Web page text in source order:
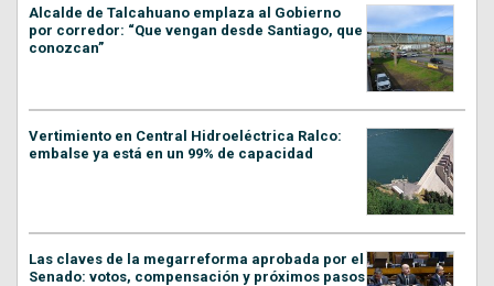
Alcalde de Talcahuano emplaza al Gobierno
por corredor: “Que vengan desde Santiago, que
conozcan”
Vertimiento en Central Hidroeléctrica Ralco:
embalse ya está en un 99% de capacidad
Las claves de la megarreforma aprobada por el
Senado: votos, compensación y próximos pasos